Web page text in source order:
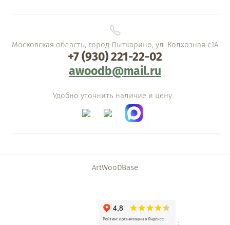
Московская область, город Лыткарино, ул. Колхозная с1А
+7 (930) 221-22-02
awoodb@mail.ru
Удобно уточнить наличие и цену
ArtWooDBase
;